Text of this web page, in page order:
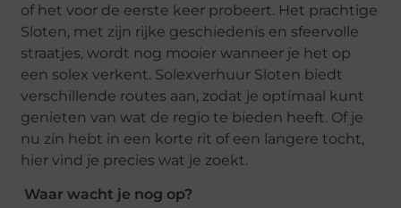
of het voor de eerste keer probeert. Het prachtige
Sloten, met zijn rijke geschiedenis en sfeervolle
straatjes, wordt nog mooier wanneer je het op
een solex verkent. Solexverhuur Sloten biedt
verschillende routes aan, zodat je optimaal kunt
genieten van wat de regio te bieden heeft. Of je
nu zin hebt in een korte rit of een langere tocht,
hier vind je precies wat je zoekt.
Waar wacht je nog op?